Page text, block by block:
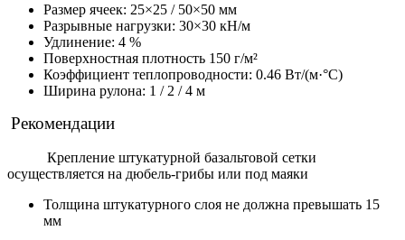
Размер ячеек: 25×25 / 50×50 мм
Разрывные нагрузки: 30×30 кН/м
Удлинение: 4 %
Поверхностная плотность 150 г/м²
Коэффициент теплопроводности: 0.46 Вт/(м·°С)
Ширина рулона: 1 / 2 / 4 м
Рекомендации
Крепление штукатурной базальтовой сетки
осуществляется на дюбель-грибы или под маяки
Толщина штукатурного слоя не должна превышать 15
мм